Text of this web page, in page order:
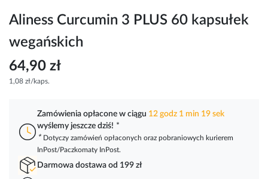
Aliness Curcumin 3 PLUS 60 kapsułek
wegańskich
64,90 zł
1,08 zł/kaps.
Zamówienia opłacone w ciągu 12 godz 1 min 19 sek
wyślemy jeszcze dziś! *
* Dotyczy zamówień opłaconych oraz pobraniowych kurierem
InPost/Paczkomaty InPost.
Darmowa dostawa od 199 zł